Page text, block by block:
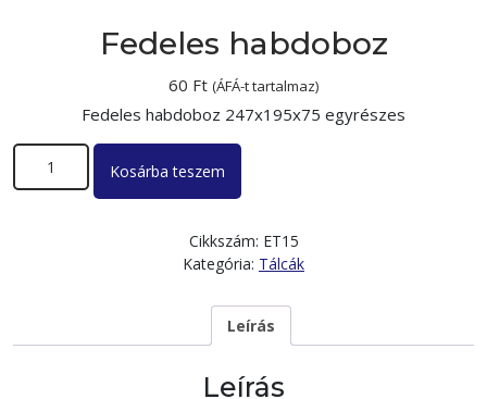
Fedeles habdoboz
60 Ft (ÁFÁ-t tartalmaz)
Fedeles habdoboz 247x195x75 egyrészes
Fedeles habdoboz mennyiség
Kosárba teszem
Cikkszám: ET15
Kategória: Tálcák
Leírás
Leírás